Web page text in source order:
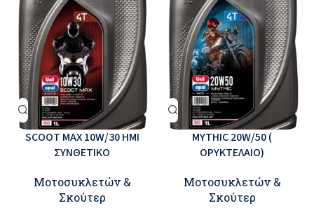
SCOOT MAX 10W/30 ΗΜΙ
ΣΥΝΘΕΤΙΚΟ
Μοτοσυκλετών &
Σκούτερ
MYTHIC 20W/50 (
ΟΡΥΚΤΕΛΑΙΟ)
Μοτοσυκλετών &
Σκούτερ